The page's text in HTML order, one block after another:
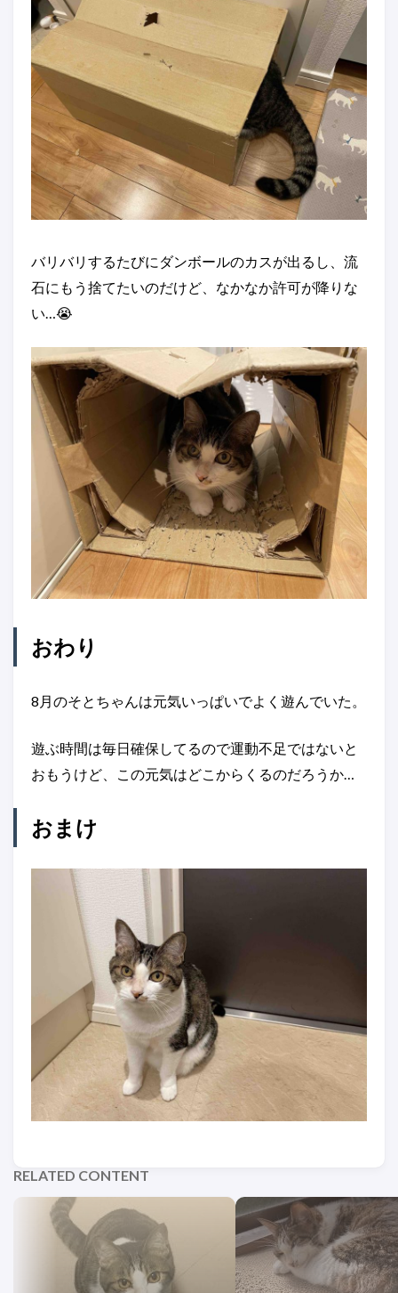
バリバリするたびにダンボールのカスが出るし、流
石にもう捨てたいのだけど、なかなか許可が降りな
い…😭
おわり
8月のそとちゃんは元気いっぱいでよく遊んでいた。
遊ぶ時間は毎日確保してるので運動不足ではないと
おもうけど、この元気はどこからくるのだろうか…
おまけ
RELATED CONTENT